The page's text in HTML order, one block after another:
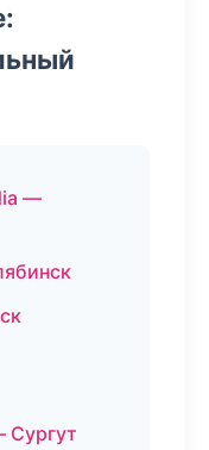
—
Сургут